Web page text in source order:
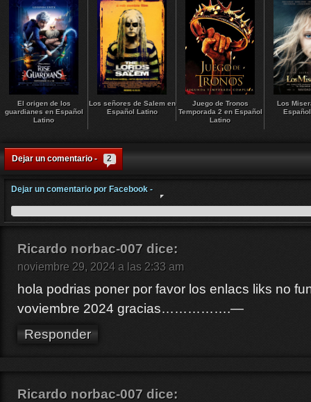
El origen de los
guardianes en Español
Latino
Los señores de Salem en
Español Latino
Juego de Tronos
Temporada 2 en Español
Latino
Los
Dejar un comentario - 2
Dejar un comentario por Facebook -
Ricardo norbac-007 dice:
noviembre 29, 2024 a las 2:33 am
hola podrias poner por favor los enlacs liks no
voviembre 2024 gracias…………….—
Responder
Ricardo norbac-007 dice: